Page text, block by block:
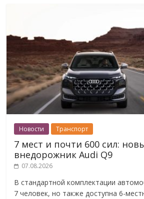
Новости Транспорт
7 мест и почти 600 сил:
внедорожник Audi Q9
07.08.2026
В стандартной комплектации
7 человек, но также доступна 6-